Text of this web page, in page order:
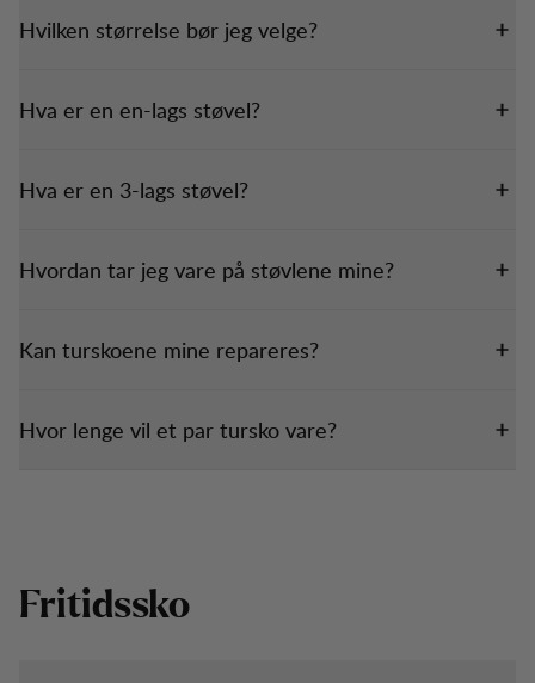
Hvilken størrelse bør jeg velge?
Hva er en en-lags støvel?
Hva er en 3-lags støvel?
Hvordan tar jeg vare på støvlene mine?
Kan turskoene mine repareres?
Hvor lenge vil et par tursko vare?
Fritidssko